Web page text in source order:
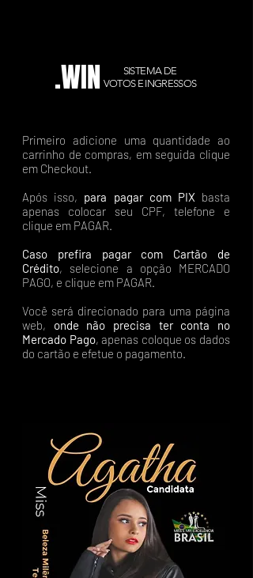
.WIN
SISTEMA DE
VOTOS E INGRESSOS
Primeiro adicione uma quantidade ao
carrinho de compras, em seguida clique
em Checkout.
Após isso, para pagar com PIX basta
apenas colocar seu CPF, telefone e
clique em PAGAR.
Caso prefira pagar com Cartão de
Crédito, selecione a opção MERCADO
PAGO, e clique em PAGAR.
Você será direcionado para uma página
web, onde não precisa ter conta no
Mercado Pago, apenas coloque os dados
do cartão e efetue o pagamento.